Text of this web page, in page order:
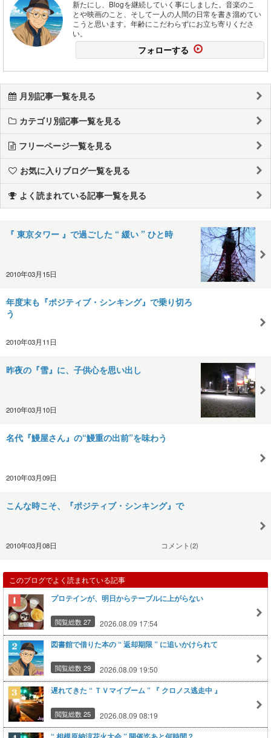
新たにし、Blogを継続していく事にしました。音楽のこ
とや映画のこと、そして一人の人間の日常を書き溜めてい
こうと思います。年齢にこだわらずにお立ち寄りくださ
い。
フォローする
月別記事一覧を見る
カテゴリ別記事一覧を見る
フリーページ一覧を見る
お気に入りブログ一覧を見る
よく読まれている記事一覧を見る
『 東京タワー 』で過ごした “ 緩い ” ひと時
2010年03月15日
年度末も『ポジティブ・シンキング』で乗り切ろ
う
2010年03月11日
昨夜の『雪』に、子供心を思い出し
2010年03月10日
名代『鰻屋さん』の“鰻重の出前”を味わう
2010年03月09日
こんな時こそ、『ポジティブ・シンキング』で
2010年03月08日 コメント(2)
このブログでよく読まれている記事
プロテインが、明日からテーブルに上がらない
閲覧総数 27 2026.08.09 17:54
図書館で借りた本の “ 返却期限 ” に追いかけられて
閲覧総数 29 2026.08.09 19:50
遅れてきた “ ＴＶマイブーム ” 『 クロノス逃走中 』
閲覧総数 25 2026.08.09 08:19